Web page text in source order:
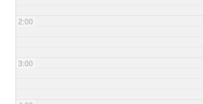
2:00
3:00